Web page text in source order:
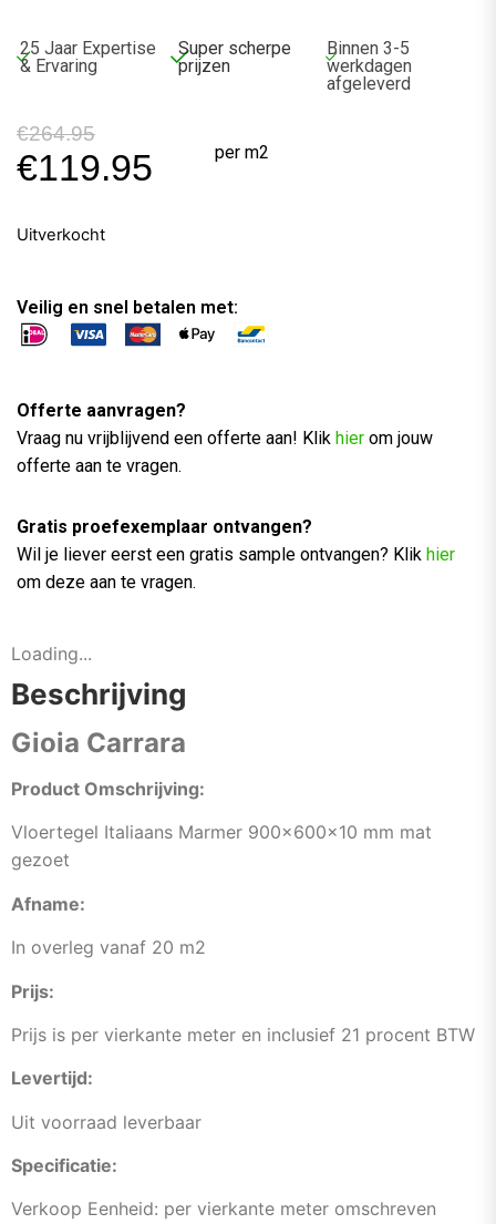
25 Jaar Expertise
& Ervaring
Super scherpe
prijzen
Binnen 3-5
werkdagen
afgeleverd
€264.95
€119.95 per m2
Uitverkocht
Veilig en snel betalen met:
Offerte aanvragen?
Vraag nu vrijblijvend een offerte aan! Klik hier om jouw
offerte aan te vragen.
Gratis proefexemplaar ontvangen?
Wil je liever eerst een gratis sample ontvangen? Klik hier
om deze aan te vragen.
Loading...
Beschrijving
Gioia Carrara
Product Omschrijving:
Vloertegel Italiaans Marmer 900x600x10 mm mat
gezoet
Afname:
In overleg vanaf 20 m2
Prijs:
Prijs is per vierkante meter en inclusief 21 procent BTW
Levertijd:
Uit voorraad leverbaar
Specificatie:
Verkoop Eenheid: per vierkante meter omschreven